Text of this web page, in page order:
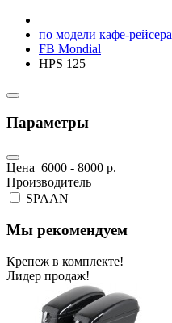
по модели кафе-рейсера
FB Mondial
HPS 125
Параметры
Цена 6000 - 8000 р.
Производитель
SPAAN
Мы рекомендуем
Крепеж в комплекте!
Лидер продаж!